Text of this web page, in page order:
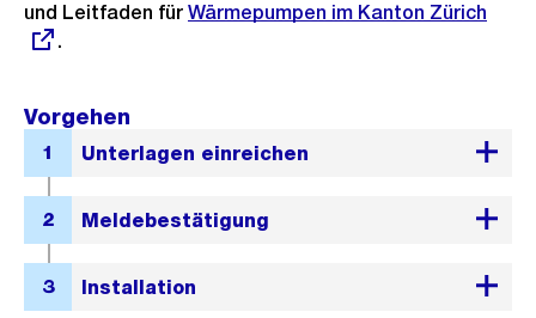
und Leitfaden für Externer
Wärmepumpen im Kanton Zürich
.
Vorgehen